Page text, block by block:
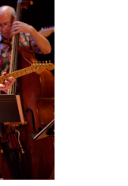
e
v
u
e
m
e
n
t